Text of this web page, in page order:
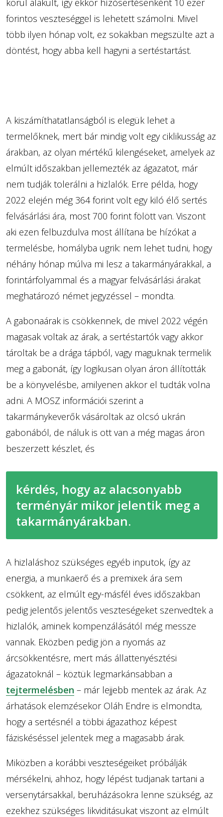
forintos veszteséggel is lehetett számolni. Mivel
több ilyen hónap volt, ez sokakban megszülte azt a
döntést, hogy abba kell hagyni a sertéstartást.
A kiszámíthatatlanságból is elegük lehet a
termelőknek, mert bár mindig volt egy ciklikusság az
árakban, az olyan mértékű kilengéseket, amelyek az
elmúlt időszakban jellemezték az ágazatot, már
nem tudják tolerálni a hizlalók. Erre példa, hogy
2022 elején még 364 forint volt egy kiló élő sertés
felvásárlási ára, most 700 forint fölött van. Viszont
aki ezen felbuzdulva most állítana be hízókat a
termelésbe, homályba ugrik: nem lehet tudni, hogy
néhány hónap múlva mi lesz a takarmányárakkal, a
forintárfolyammal és a magyar felvásárlási árakat
meghatározó német jegyzéssel – mondta.
A gabonaárak is csökkennek, de mivel 2022 végén
magasak voltak az árak, a sertéstartók vagy akkor
tároltak be a drága tápból, vagy maguknak termelik
meg a gabonát, így logikusan olyan áron állították
be a könyvelésbe, amilyenen akkor el tudták volna
adni. A MOSZ információi szerint a
takarmánykeverők vásároltak az olcsó ukrán
gabonából, de náluk is ott van a még magas áron
beszerzett készlet, és
kérdés, hogy az alacsonyabb
terményár mikor jelentik meg a
takarmányárakban.
A hizlaláshoz szükséges egyéb inputok, így az
energia, a munkaerő és a premixek ára sem
csökkent, az elmúlt egy-másfél éves időszakban
pedig jelentős jelentős veszteségeket szenvedtek a
hizlalók, aminek kompenzálásától még messze
vannak. Eközben pedig jön a nyomás az
árcsökkentésre, mert más állattenyésztési
ágazatoknál – köztük legmarkánsabban a
tejtermelésben – már lejjebb mentek az árak. Az
árhatások elemzésekor Oláh Endre is elmondta,
hogy a sertésnél a többi ágazathoz képest
fáziskéséssel jelentek meg a magasabb árak.
Miközben a korábbi veszteségeiket próbálják
mérsékelni, ahhoz, hogy lépést tudjanak tartani a
versenytársakkal, beruházásokra lenne szükség, az
ezekhez szükséges likviditásukat viszont az elmúlt